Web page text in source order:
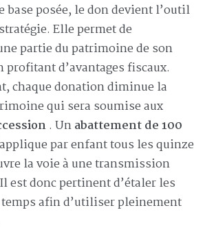
base posée, le don devient l’outil
Elle permet de
partie du patrimoine de son
profitant d’avantages fiscaux.
chaque donation diminue la
qui sera soumise aux
. Unabattement de 100
par enfant tous les quinze
la voie à une transmission
est donc pertinent d’étaler les
afin d’utiliser pleinement